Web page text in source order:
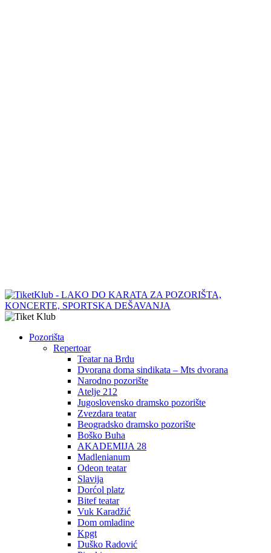
Pozorišta
Repertoar
Teatar na Brdu
Dvorana doma sindikata – Mts dvorana
Narodno pozorište
Atelje 212
Jugoslovensko dramsko pozorište
Zvezdara teatar
Beogradsko dramsko pozorište
Boško Buha
AKADEMIJA 28
Madlenianum
Odeon teatar
Slavija
Dorćol platz
Bitef teatar
Vuk Karadžić
Dom omladine
Kpgt
Duško Radović